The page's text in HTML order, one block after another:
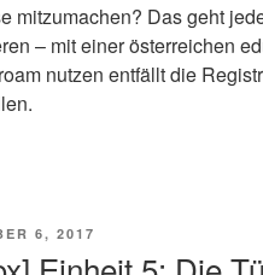
mitzumachen? Das geht
– mit einer österreichen
nutzen entfällt die
6, 2017